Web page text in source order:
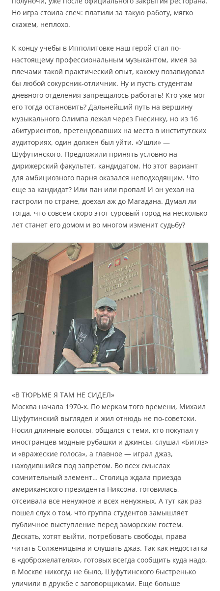
Но игра стоила свеч: платили за такую работу, мягко
скажем, неплохо.
К концу учебы в Ипполитовке наш герой стал по-
настоящему профессиональным музыкантом, имея за
плечами такой практический опыт, какому позавидовал
бы любой сокурсник-отличник. Ну и пусть студентам
дневного отделения запрещалось работать! Кто уже мог
его тогда остановить? Дальнейший путь на вершину
музыкального Олимпа лежал через Гнесинку, но из 16
абитуриентов, претендовавших на место в институтских
аудиториях, один должен был уйти. «Ушли» —
Шуфутинского. Предложили принять условно на
дирижерский факультет, кандидатом. Но этот вариант
для амбициозного парня оказался неподходящим. Что
еще за кандидат? Или пан или пропал! И он уехал на
гастроли по стране, доехал аж до Магадана. Думал ли
тогда, что совсем скоро этот суровый город на несколько
лет станет его домом и во многом изменит судьбу?
«В ТЮРЬМЕ Я ТАМ НЕ СИДЕЛ»
Москва начала 1970-х. По меркам того времени, Михаил
Шуфутинский выглядел и жил отнюдь не по-советски.
Носил длинные волосы, общался с теми, кто покупал у
иностранцев модные рубашки и джинсы, слушал «Битлз»
и «вражеские голоса», а главное — играл джаз,
находившийся под запретом. Во всех смыслах
сомнительный элемент… Столица ждала приезда
американского президента Никсона, готовилась,
отсеивала все ненужное и всех ненужных. А тут как раз
пошел слух о том, что группа студентов замышляет
публичное выступление перед заморским гостем.
Дескать, хотят выйти, потребовать свободы, права
читать Солженицына и слушать джаз. Так как недостатка
в «доброжелателях», готовых всегда сообщить куда надо,
в Москве никогда не было, Шуфутинского быстренько
уличили в дружбе с заговорщиками. Еще больше